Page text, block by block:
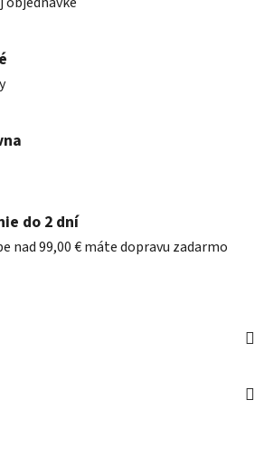
do 2 dní
nad 99,00 € máte dopravu zadarmo